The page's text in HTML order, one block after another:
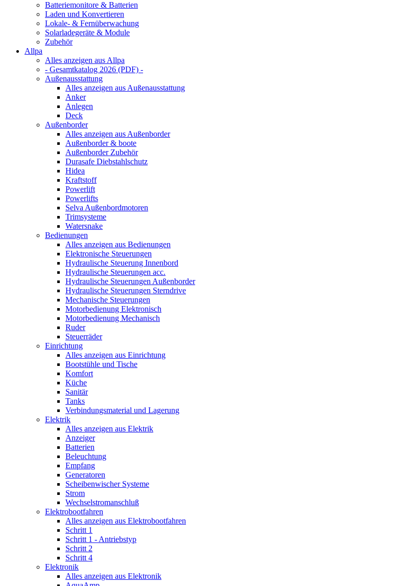
Batteriemonitore & Batterien
Laden und Konvertieren
Lokale- & Fernüberwachung
Solarladegeräte & Module
Zubehör
Allpa
Alles anzeigen aus Allpa
- Gesamtkatalog 2026 (PDF) -
Außenausstattung
Alles anzeigen aus Außenausstattung
Anker
Anlegen
Deck
Außenborder
Alles anzeigen aus Außenborder
Außenborder & boote
Außenborder Zubehör
Durasafe Diebstahlschutz
Hidea
Kraftstoff
Powerlift
Powerlifts
Selva Außenbordmotoren
Trimsysteme
Watersnake
Bedienungen
Alles anzeigen aus Bedienungen
Elektronische Steuerungen
Hydraulische Steuerung Innenbord
Hydraulische Steuerungen acc.
Hydraulische Steuerungen Außenborder
Hydraulische Steuerungen Sterndrive
Mechanische Steuerungen
Motorbedienung Elektronisch
Motorbedienung Mechanisch
Ruder
Steuerräder
Einrichtung
Alles anzeigen aus Einrichtung
Bootstühle und Tische
Komfort
Küche
Sanitär
Tanks
Verbindungsmaterial und Lagerung
Elektrik
Alles anzeigen aus Elektrik
Anzeiger
Batterien
Beleuchtung
Empfang
Generatoren
Scheibenwischer Systeme
Strom
Wechselstromanschluß
Elektrobootfahren
Alles anzeigen aus Elektrobootfahren
Schritt 1
Schritt 1 - Antriebstyp
Schritt 2
Schritt 4
Elektronik
Alles anzeigen aus Elektronik